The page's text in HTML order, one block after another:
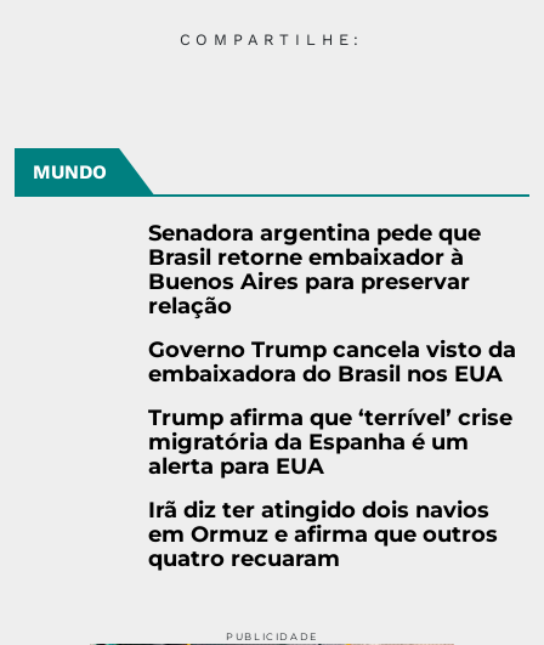
COMPARTILHE:
MUNDO
Senadora argentina pede que
Brasil retorne embaixador à
Buenos Aires para preservar
relação
Governo Trump cancela visto da
embaixadora do Brasil nos EUA
Trump afirma que ‘terrível’ crise
migratória da Espanha é um
alerta para EUA
Irã diz ter atingido dois navios
em Ormuz e afirma que outros
quatro recuaram
PUBLICIDADE